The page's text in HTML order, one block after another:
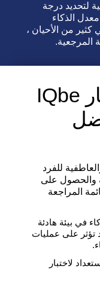
درجة
الذكاء
من الأحيان ،
نصائح لإكمال اختبار IQbe
للفرد
على
المراجعة
بيئة هادئة
على عمليات
لاختبار